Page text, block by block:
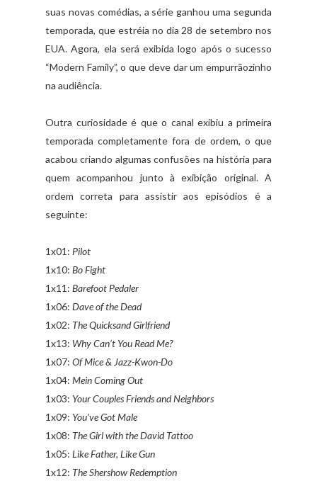
suas novas comédias, a série ganhou uma segunda
temporada, que estréia no dia 28 de setembro nos
EUA. Agora, ela será exibida logo após o sucesso
“Modern Family”, o que deve dar um empurrãozinho
na audiência.
Outra curiosidade é que o canal exibiu a primeira
temporada completamente fora de ordem, o que
acabou criando algumas confusões na história para
quem acompanhou junto à exibição original. A
ordem correta para assistir aos episódios é a
seguinte:
1x01: Pilot
1x10: Bo Fight
1x11: Barefoot Pedaler
1x06: Dave of the Dead
1x02: The Quicksand Girlfriend
1x13: Why Can’t You Read Me?
1x07: Of Mice & Jazz-Kwon-Do
1x04: Mein Coming Out
1x03: Your Couples Friends and Neighbors
1x09: You’ve Got Male
1x08: The Girl with the David Tattoo
1x05: Like Father, Like Gun
1x12: The Shershow Redemption